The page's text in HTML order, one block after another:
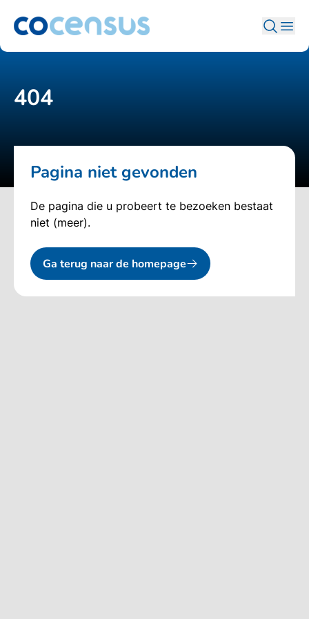
404
Pagina niet gevonden
De pagina die u probeert te bezoeken bestaat
niet (meer).
Ga terug naar de homepage